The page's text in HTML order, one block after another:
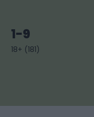
1-9
18+ (181)